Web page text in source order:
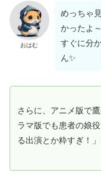
おはむ
めっちゃ
かったよ
すぐに分
ん✨
さらに、アニメ版で
ラマ版でも患者の娘
る出演とか粋すぎ！